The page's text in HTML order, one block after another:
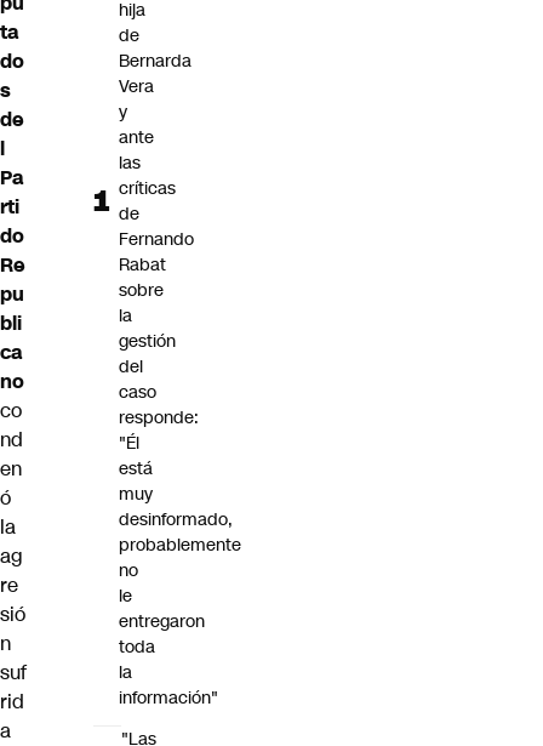
ta
do
s
de
l
Pa
rti
do
Re
pu
bli
ca
no
co
nd
en
ó
la
ag
re
sió
n
suf
rid
a
hija
de
Bernarda
Vera
y
ante
las
críticas
de
Fernando
Rabat
sobre
la
gestión
del
caso
responde:
"Él
está
muy
desinformado,
probablemente
no
le
entregaron
toda
la
información"
"Las